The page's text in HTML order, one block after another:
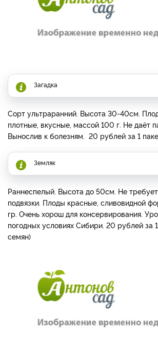
Загадка
Сорт ультраранний. Высота 30-40см.
плотные, вкусные, массой 100 г. Не даёт
Вынослив к болезням. 20 рублей за 1
Земляк
Раннеспелый. Высота до 50см. Не
подвязки. Плоды красные, сливовидной
гр. Очень хорош для консервирования.
погодных условиях Сибири. 20 рублей за
семян)